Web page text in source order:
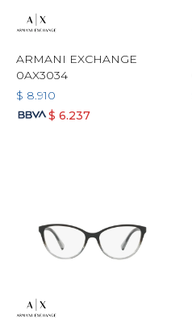
ARMANI EXCHANGE
0AX3034
$ 8.910
$ 6.237